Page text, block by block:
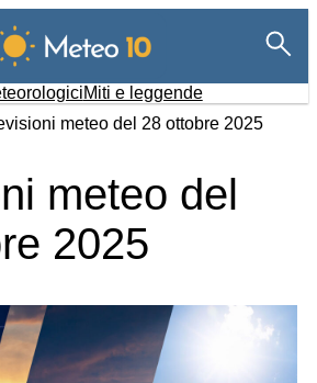
Miti e leggende
meteo del 28 ottobre 2025
meteo del
2025